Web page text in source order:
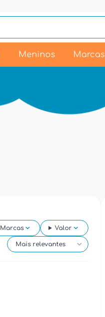
Meninos Marcas
Marcas Valor